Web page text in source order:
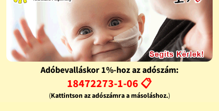
Adóbevalláskor 1%-hoz az adószám:
18472273-1-06 📋
(Kattintson az adószámra a másoláshoz.)